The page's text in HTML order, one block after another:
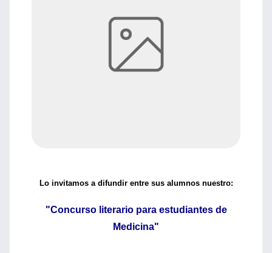
Lo invitamos a difundir entre sus alumnos nuestro:
"Concurso literario para estudiantes de
Medicina"